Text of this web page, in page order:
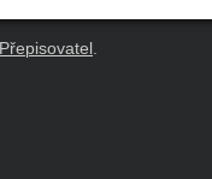
Přepisovatel .